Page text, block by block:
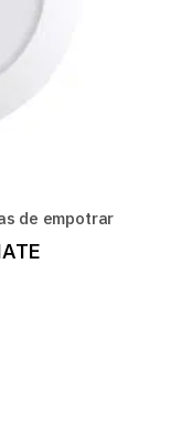
de empotrar